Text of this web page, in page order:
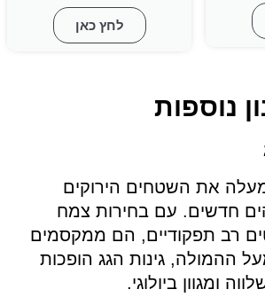
לחץ כאן
נוספות
מעלה את השטחים הירוקים
חדשים. עם בחירות צמח
רב תפקודיים, הם ממקסמים
ההמולה, גינות הגג הופכות
ומגוון ביולוגי.